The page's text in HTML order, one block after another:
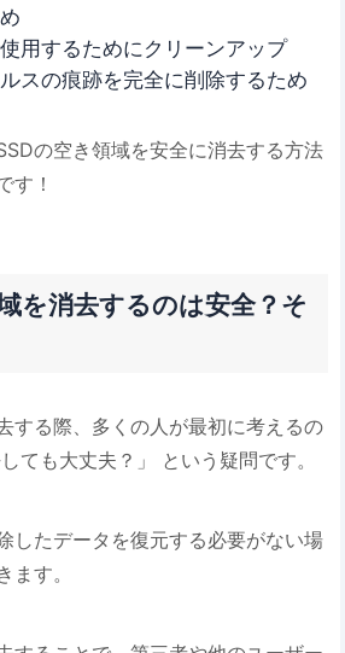
用するためにクリーンアップ
スの痕跡を完全に削除するため
の空き領域を安全に消去する方法
す！
を消去するのは安全？そ
する際、多くの人が最初に考えるの
ても大丈夫？」 という疑問です。
したデータを復元する必要がない場
ます。